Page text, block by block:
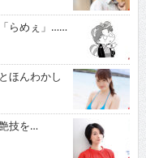
らめぇ」……
ほんわかし
技を…